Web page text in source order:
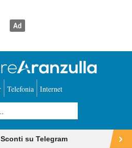
Telefonia Internet
su Telegram